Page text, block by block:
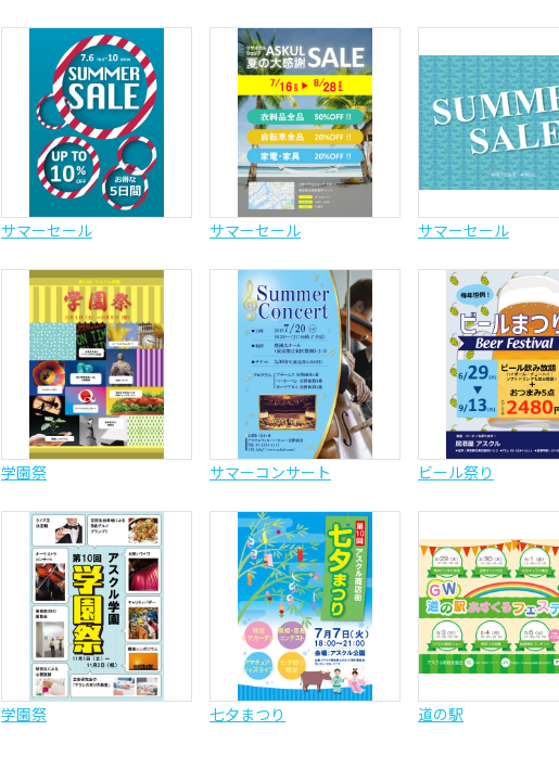
サマーセール サマーセール サマーセール
学園祭 サマーコンサート ビール祭り
学園祭 七夕まつり 道の駅